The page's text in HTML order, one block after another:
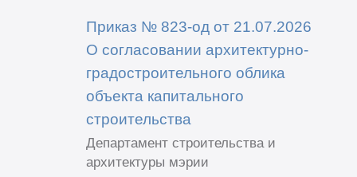
Приказ № 823-од от 21.07.2026
О согласовании архитектурно-
градостроительного облика
объекта капитального
строительства
Департамент строительства и
архитектуры мэрии